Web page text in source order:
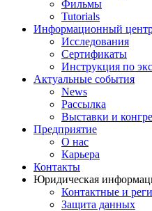
Фильмы
Tutorials
Информационный
Исследования
Сертификаты
Инструкция по
Актуальные события
News
Рассылка
Выставки и
Предприятие
О нас
Карьера
Контакты
Юридическая
Контактные и
Защита данных